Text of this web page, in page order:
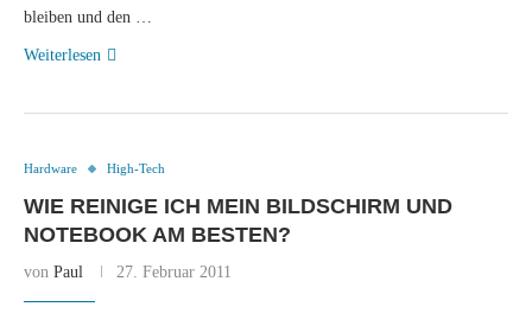
bleiben und den …
Weiterlesen
Hardware High-Tech
WIE REINIGE ICH MEIN BILDSCHIRM UND
NOTEBOOK AM BESTEN?
von Paul 27. Februar 2011